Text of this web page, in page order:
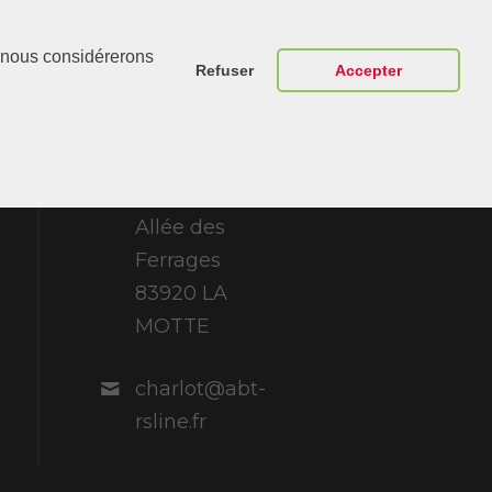
considérerons
Refuser Accepter
Nous
Allée des
Ferrages
83920 LA
MOTTE
charlot@abt-
rsline.fr